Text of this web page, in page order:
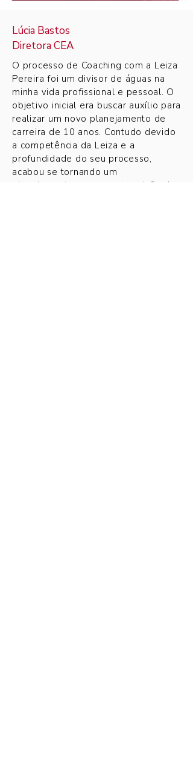
Lúcia Bastos
Diretora CEA
O processo de Coaching com a Leiza
Pereira foi um divisor de águas na
minha vida profissional e pessoal. O
objetivo inicial era buscar auxílio para
realizar um novo planejamento de
carreira de 10 anos. Contudo devido
a competência da Leiza e a
profundidade do seu processo,
acabou se tornando um
planejamento para uma transição de